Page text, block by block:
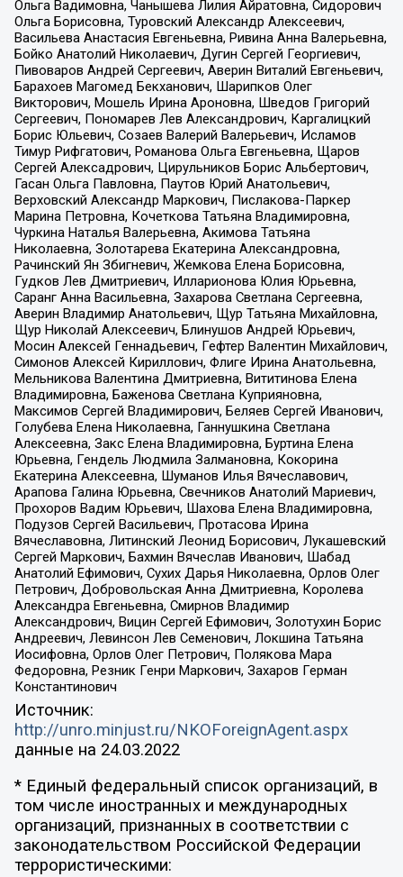
Ольга Вадимовна, Чанышева Лилия Айратовна, Сидорович
Ольга Борисовна, Туровский Александр Алексеевич,
Васильева Анастасия Евгеньевна, Ривина Анна Валерьевна,
Бойко Анатолий Николаевич, Дугин Сергей Георгиевич,
Пивоваров Андрей Сергеевич, Аверин Виталий Евгеньевич,
Барахоев Магомед Бекханович, Шарипков Олег
Викторович, Мошель Ирина Ароновна, Шведов Григорий
Сергеевич, Пономарев Лев Александрович, Каргалицкий
Борис Юльевич, Созаев Валерий Валерьевич, Исламов
Тимур Рифгатович, Романова Ольга Евгеньевна, Щаров
Сергей Алексадрович, Цирульников Борис Альбертович,
Гасан Ольга Павловна, Паутов Юрий Анатольевич,
Верховский Александр Маркович, Пислакова-Паркер
Марина Петровна, Кочеткова Татьяна Владимировна,
Чуркина Наталья Валерьевна, Акимова Татьяна
Николаевна, Золотарева Екатерина Александровна,
Рачинский Ян Збигневич, Жемкова Елена Борисовна,
Гудков Лев Дмитриевич, Илларионова Юлия Юрьевна,
Саранг Анна Васильевна, Захарова Светлана Сергеевна,
Аверин Владимир Анатольевич, Щур Татьяна Михайловна,
Щур Николай Алексеевич, Блинушов Андрей Юрьевич,
Мосин Алексей Геннадьевич, Гефтер Валентин Михайлович,
Симонов Алексей Кириллович, Флиге Ирина Анатольевна,
Мельникова Валентина Дмитриевна, Вититинова Елена
Владимировна, Баженова Светлана Куприяновна,
Максимов Сергей Владимирович, Беляев Сергей Иванович,
Голубева Елена Николаевна, Ганнушкина Светлана
Алексеевна, Закс Елена Владимировна, Буртина Елена
Юрьевна, Гендель Людмила Залмановна, Кокорина
Екатерина Алексеевна, Шуманов Илья Вячеславович,
Арапова Галина Юрьевна, Свечников Анатолий Мариевич,
Прохоров Вадим Юрьевич, Шахова Елена Владимировна,
Подузов Сергей Васильевич, Протасова Ирина
Вячеславовна, Литинский Леонид Борисович, Лукашевский
Сергей Маркович, Бахмин Вячеслав Иванович, Шабад
Анатолий Ефимович, Сухих Дарья Николаевна, Орлов Олег
Петрович, Добровольская Анна Дмитриевна, Королева
Александра Евгеньевна, Смирнов Владимир
Александрович, Вицин Сергей Ефимович, Золотухин Борис
Андреевич, Левинсон Лев Семенович, Локшина Татьяна
Иосифовна, Орлов Олег Петрович, Полякова Мара
Федоровна, Резник Генри Маркович, Захаров Герман
Константинович
Источник:
http://unro.minjust.ru/NKOForeignAgent.aspx
данные на 24.03.2022
* Единый федеральный список организаций, в
том числе иностранных и международных
организаций, признанных в соответствии с
законодательством Российской Федерации
террористическими: